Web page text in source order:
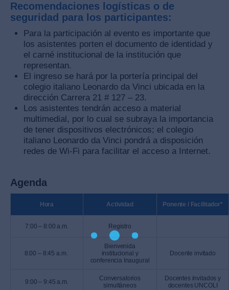
Recomendaciones logísticas o de
seguridad para los participantes:
Para la participación al evento es importante que
los asistentes porten el documento de identidad y
el carné institucional de la institución que
representan.
El ingreso se hará por la portería principal del
colegio italiano Leonardo da Vinci ubicada en la
dirección Carrera 21 # 127 – 23.
Los asistentes tendrán acceso a material
multimedial, por lo cual se subraya la importancia
de tener dispositivos electrónicos; el colegio
italiano Leonardo da Vinci pondrá a disposición
redes de Wi-Fi para facilitar el acceso a Internet.
Agenda
Hora Actividad Ponente / Facilitador*
7:00 – 8:00 a.m. Registro
8:00 – 8:45 a.m.
Bienvenida
institucional y
conferencia Inaugural
Docente invitado
9:00 – 9:45 a.m.
Conversatorios
simultáneos
Docentes invitados y
docentes UNCOLI